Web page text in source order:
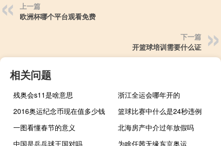
上一篇
欧洲杯哪个平台观看免费
下一篇
开篮球培训需要什么证
相关问题
残奥会s11是啥意思
浙江全运会哪年开的
2016奥运纪念币现在值多少钱
篮球比赛中什么是24秒违例
一图看懂春节的意义
北海房产中介过年放假吗
中国是乒乓球王国对吗
为啥任茜无缘东京奥运